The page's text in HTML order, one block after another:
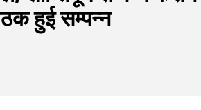
हुई सम्पन्न